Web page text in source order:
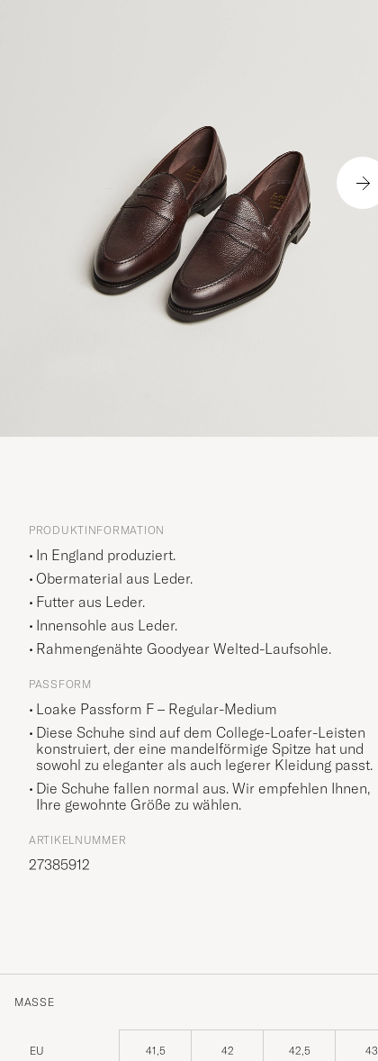
PRODUKTINFORMATION
In England produziert.
Obermaterial aus Leder.
Futter aus Leder.
Innensohle aus Leder.
Rahmengenähte Goodyear Welted-Laufsohle.
PASSFORM
Loake Passform F – Regular-Medium
Diese Schuhe sind auf dem College-Loafer-Leisten
konstruiert, der eine mandelförmige Spitze hat und
sowohl zu eleganter als auch legerer Kleidung passt.
Die Schuhe fallen normal aus. Wir empfehlen Ihnen,
Ihre gewohnte Größe zu wählen.
ARTIKELNUMMER
27385912
MASSE
EU 41,5 42 42,5 43